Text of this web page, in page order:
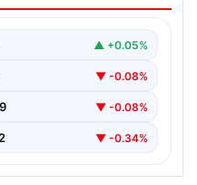
coşkusu ve sahadaki
▲ +0.05%
▼ -0.08%
▼ -0.08%
▼ -0.34%